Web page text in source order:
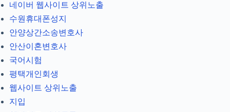
네이버 웹사이트 상위노출
수원휴대폰성지
안양상간소송변호사
안산이혼변호사
국어시험
평택개인회생
웹사이트 상위노출
지입